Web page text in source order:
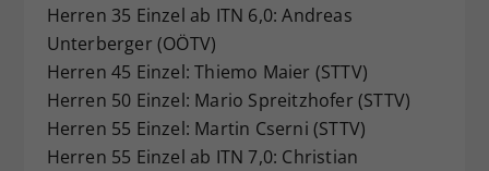
Herren 35 Einzel ab ITN 6,0: Andreas
Unterberger (OÖTV)
Herren 45 Einzel: Thiemo Maier (STTV)
Herren 50 Einzel: Mario Spreitzhofer (STTV)
Herren 55 Einzel: Martin Cserni (STTV)
Herren 55 Einzel ab ITN 7,0: Christian